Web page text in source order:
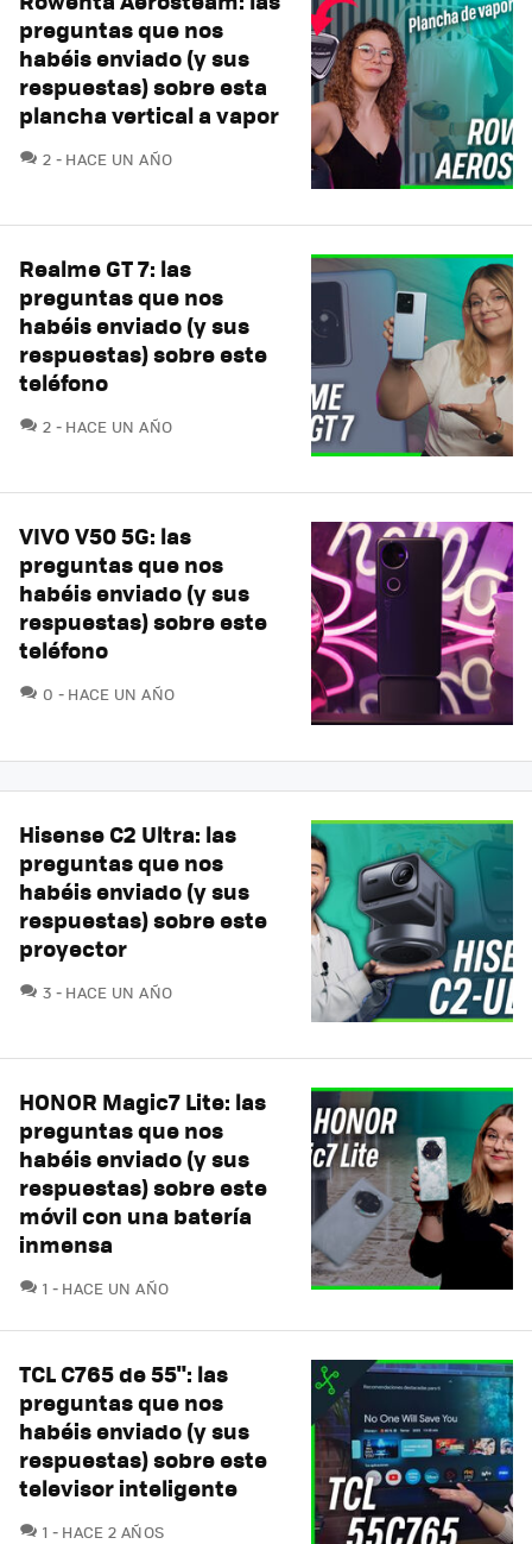
preguntas que nos
habéis enviado (y sus
respuestas) sobre esta
plancha vertical a vapor
2 COMENTARIOS
HACE UN AÑO
Realme GT 7: las
preguntas que nos
habéis enviado (y sus
respuestas) sobre este
teléfono
2 COMENTARIOS
HACE UN AÑO
VIVO V50 5G: las
preguntas que nos
habéis enviado (y sus
respuestas) sobre este
teléfono
0 COMENTARIOS
HACE UN AÑO
Hisense C2 Ultra: las
preguntas que nos
habéis enviado (y sus
respuestas) sobre este
proyector
3 COMENTARIOS
HACE UN AÑO
HONOR Magic7 Lite: las
preguntas que nos
habéis enviado (y sus
respuestas) sobre este
móvil con una batería
inmensa
1 COMENTARIOS
HACE UN AÑO
TCL C765 de 55": las
preguntas que nos
habéis enviado (y sus
respuestas) sobre este
televisor inteligente
1 COMENTARIOS
HACE 2 AÑOS